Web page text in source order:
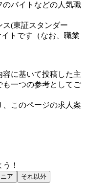
のバイトなどの人気職
ス(東証スタンダー
トです（なお、職業
に基いて投稿した主
一つの参考としてご
このページの求人案
！
ア
それ以外